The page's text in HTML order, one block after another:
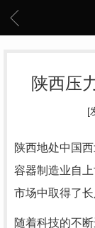
陕西压
[
陕西地处中国
容器制造业自
市场中取得了长
随着科技的不